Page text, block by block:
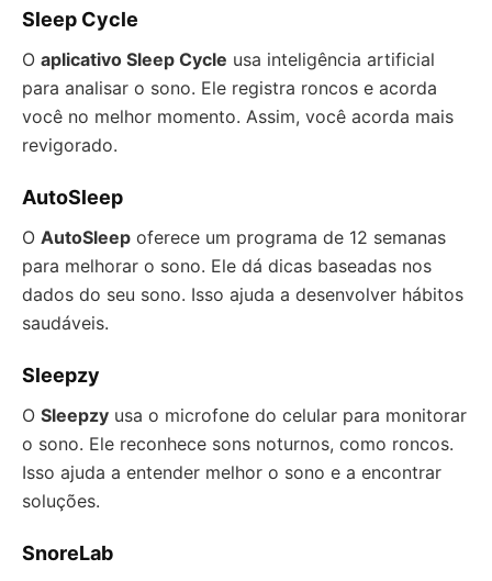
Sleep Cycle
O aplicativo Sleep Cycle usa inteligência artificial
para analisar o sono. Ele registra roncos e acorda
você no melhor momento. Assim, você acorda mais
revigorado.
AutoSleep
O AutoSleep oferece um programa de 12 semanas
para melhorar o sono. Ele dá dicas baseadas nos
dados do seu sono. Isso ajuda a desenvolver hábitos
saudáveis.
Sleepzy
O Sleepzy usa o microfone do celular para monitorar
o sono. Ele reconhece sons noturnos, como roncos.
Isso ajuda a entender melhor o sono e a encontrar
soluções.
SnoreLab